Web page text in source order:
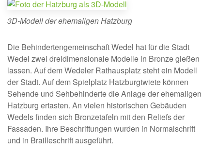
3D-Modell der ehemaligen Hatzburg
Die Behindertengemeinschaft Wedel hat für die Stadt
Wedel zwei dreidimensionale Modelle in Bronze gießen
lassen. Auf dem Wedeler Rathausplatz steht ein Modell
der Stadt. Auf dem Spielplatz Hatzburgtwiete können
Sehende und Sehbehinderte die Anlage der ehemaligen
Hatzburg ertasten. An vielen historischen Gebäuden
Wedels finden sich Bronzetafeln mit den Reliefs der
Fassaden. Ihre Beschriftungen wurden in Normalschrift
und in Brailleschrift ausgeführt.